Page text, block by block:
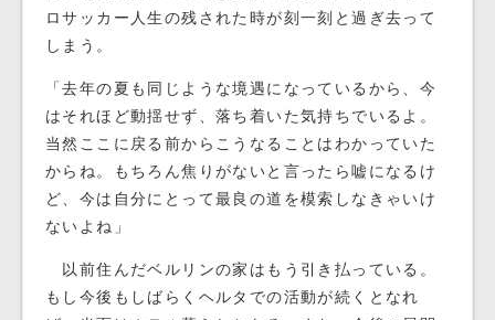
ロサッカー人生の残された時が刻一刻と過ぎ去って
しまう。
「去年の夏も同じような境遇になっているから、今
はそれほど動揺せず、落ち着いた気持ちでいるよ。
当然ここに戻る前からこうなることはわかっていた
からね。もちろん焦りがないと言ったら嘘になるけ
ど、今は自分にとって最良の道を模索しなきゃいけ
ないよね」
以前住んだベルリンの家はもう引き払っている。
もし今後もしばらくヘルタでの活動が続くとなれ